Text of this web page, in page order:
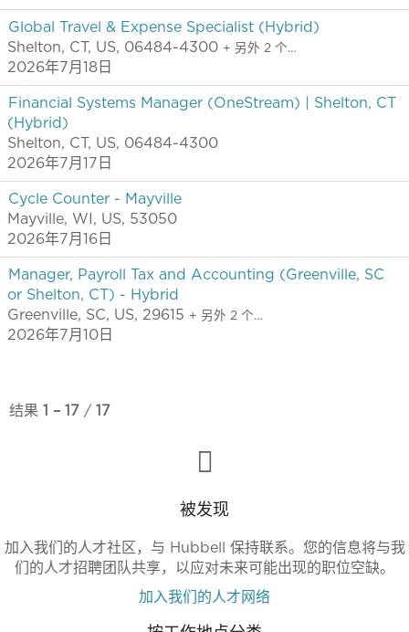
Global Travel & Expense Specialist (Hybrid)
Shelton, CT, US, 06484-4300 + 另外 2 个…
2026年7月18日
Financial Systems Manager (OneStream) | Shelton, CT
(Hybrid)
Shelton, CT, US, 06484-4300
2026年7月17日
Cycle Counter - Mayville
Mayville, WI, US, 53050
2026年7月16日
Manager, Payroll Tax and Accounting (Greenville, SC
or Shelton, CT) - Hybrid
Greenville, SC, US, 29615 + 另外 2 个…
2026年7月10日
结果 1 – 17 / 17
被发现
加入我们的人才社区，与 Hubbell 保持联系。您的信息将与我
们的人才招聘团队共享，以应对未来可能出现的职位空缺。
加入我们的人才网络